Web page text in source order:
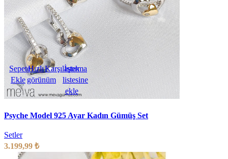
Sepete
Ekle
Hızlı
görünüm
Karşılaştırma
İstek
listesine
ekle
Psyche Model 925 Ayar Kadın Gümüş Set
Setler
3.199,99 ₺